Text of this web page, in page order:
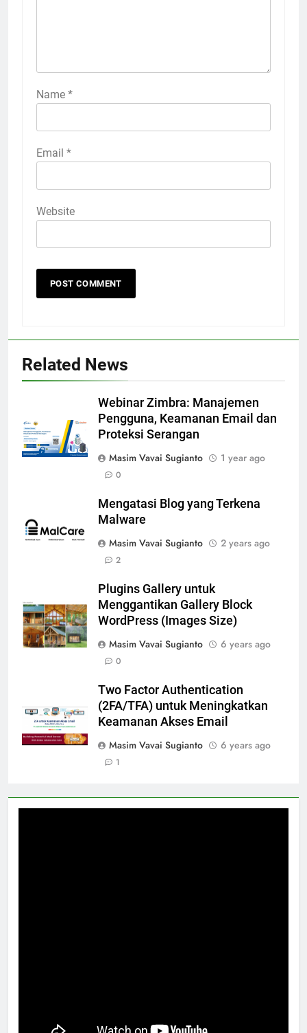
Name *
Email *
Website
Related News
Webinar Zimbra: Manajemen
Pengguna, Keamanan Email dan
Proteksi Serangan
Masim Vavai Sugianto
1 year ago
0
Mengatasi Blog yang Terkena
Malware
Masim Vavai Sugianto
2 years ago
2
Plugins Gallery untuk
Menggantikan Gallery Block
WordPress (Images Size)
Masim Vavai Sugianto
6 years ago
0
Two Factor Authentication
(2FA/TFA) untuk Meningkatkan
Keamanan Akses Email
Masim Vavai Sugianto
6 years ago
1